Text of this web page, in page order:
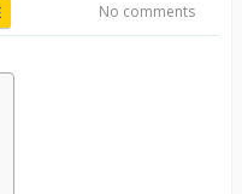
No comments